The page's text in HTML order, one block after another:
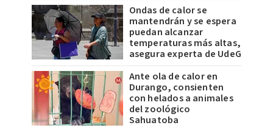
Ondas de calor se
mantendrán y se espera
puedan alcanzar
temperaturas más altas,
asegura experta de UdeG
Ante ola de calor en
Durango, consienten
con helados a animales
del zoológico
Sahuatoba